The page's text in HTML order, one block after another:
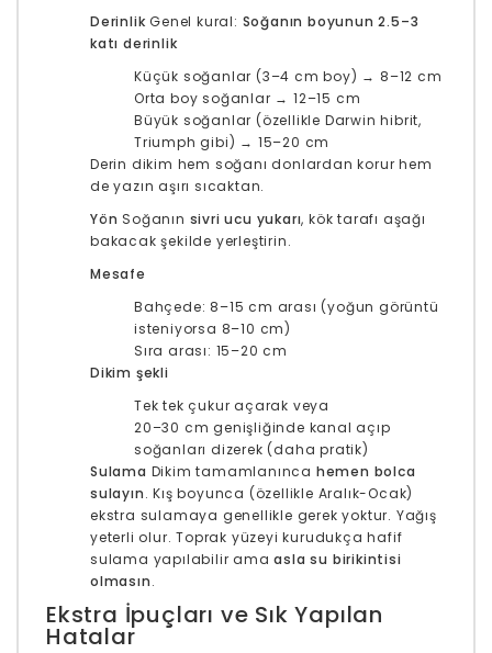
Derinlik Genel kural: Soğanın boyunun 2.5–3
katı derinlik
Küçük soğanlar (3–4 cm boy) → 8–12 cm
Orta boy soğanlar → 12–15 cm
Büyük soğanlar (özellikle Darwin hibrit,
Triumph gibi) → 15–20 cm
Derin dikim hem soğanı donlardan korur hem
de yazın aşırı sıcaktan.
Yön Soğanın sivri ucu yukarı, kök tarafı aşağı
bakacak şekilde yerleştirin.
Mesafe
Bahçede: 8–15 cm arası (yoğun görüntü
isteniyorsa 8–10 cm)
Sıra arası: 15–20 cm
Dikim şekli
Tek tek çukur açarak veya
20–30 cm genişliğinde kanal açıp
soğanları dizerek (daha pratik)
Sulama Dikim tamamlanınca hemen bolca
sulayın. Kış boyunca (özellikle Aralık-Ocak)
ekstra sulamaya genellikle gerek yoktur. Yağış
yeterli olur. Toprak yüzeyi kurudukça hafif
sulama yapılabilir amaasla su birikintisi
olmasın.
Ekstra İpuçları ve Sık Yapılan
Hatalar